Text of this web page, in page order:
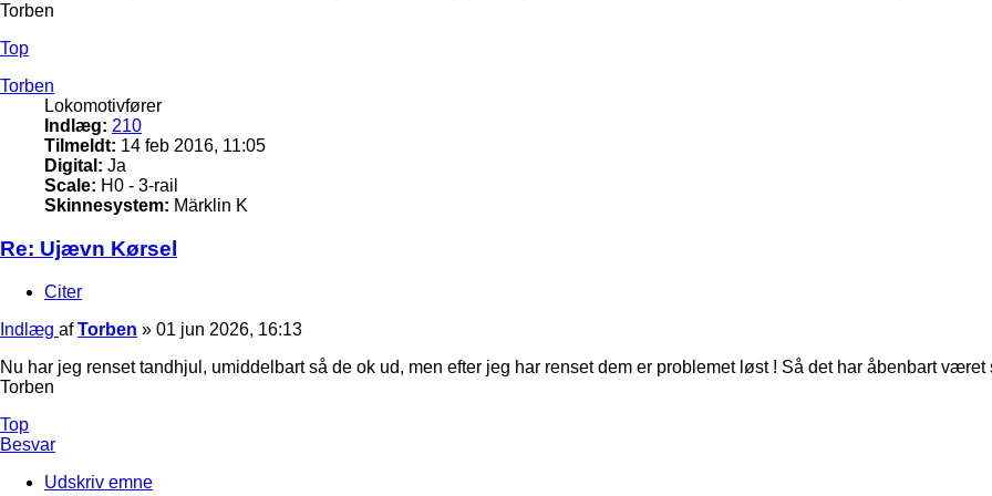
Torben
Top
Torben
Lokomotivfører
Indlæg: 210
Tilmeldt: 14 feb 2016, 11:05
Digital: Ja
Scale: H0 - 3-rail
Skinnesystem: Märklin K
Re: Ujævn Kørsel
Citer
Indlæg afTorben » 01 jun 2026, 16:13
Nu har jeg renset tandhjul, umiddelbart så de ok ud, men efter jeg har renset dem er problemet løst ! Så det har åbenbart været
Torben
Top
Besvar
Udskriv emne